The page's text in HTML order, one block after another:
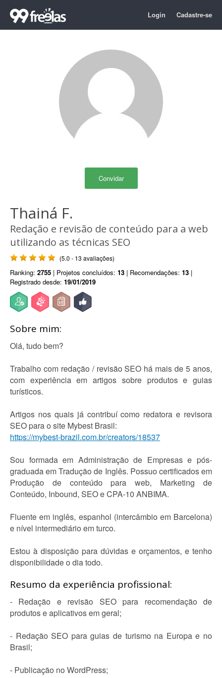
Login Cadastre-se
Convidar
Thainá F.
Redação e revisão de conteúdo para a web
utilizando as técnicas SEO
(5.0 - 13 avaliações)
Ranking: 2755 | Projetos concluídos: 13 | Recomendações: 13 |
Registrado desde: 19/01/2019
Sobre mim:
Olá, tudo bem?
Trabalho com redação / revisão SEO há mais de 5 anos,
com experiência em artigos sobre produtos e guias
turísticos.
Artigos nos quais já contribuí como redatora e revisora
SEO para o site Mybest Brasil:
https://mybest-brazil.com.br/creators/18537
Sou formada em Administração de Empresas e pós-
graduada em Tradução de Inglês. Possuo certificados em
Produção de conteúdo para web, Marketing de
Conteúdo, Inbound, SEO e CPA-10 ANBIMA.
Fluente em inglês, espanhol (intercâmbio em Barcelona)
e nível intermediário em turco.
Estou à disposição para dúvidas e orçamentos, e tenho
disponibilidade o dia todo.
Resumo da experiência profissional:
- Redação e revisão SEO para recomendação de
produtos e aplicativos em geral;
- Redação SEO para guias de turismo na Europa e no
Brasil;
- Publicação no WordPress;